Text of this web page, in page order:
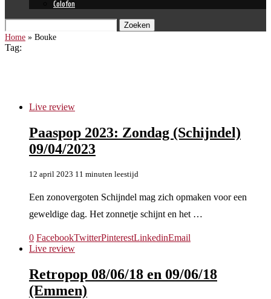
Colofon
Zoeken
Home » Bouke
Tag:
Live review
Paaspop 2023: Zondag (Schijndel)
09/04/2023
12 april 2023 11 minuten leestijd
Een zonovergoten Schijndel mag zich opmaken voor een
geweldige dag. Het zonnetje schijnt en het …
0 FacebookTwitterPinterestLinkedinEmail
Live review
Retropop 08/06/18 en 09/06/18
(Emmen)